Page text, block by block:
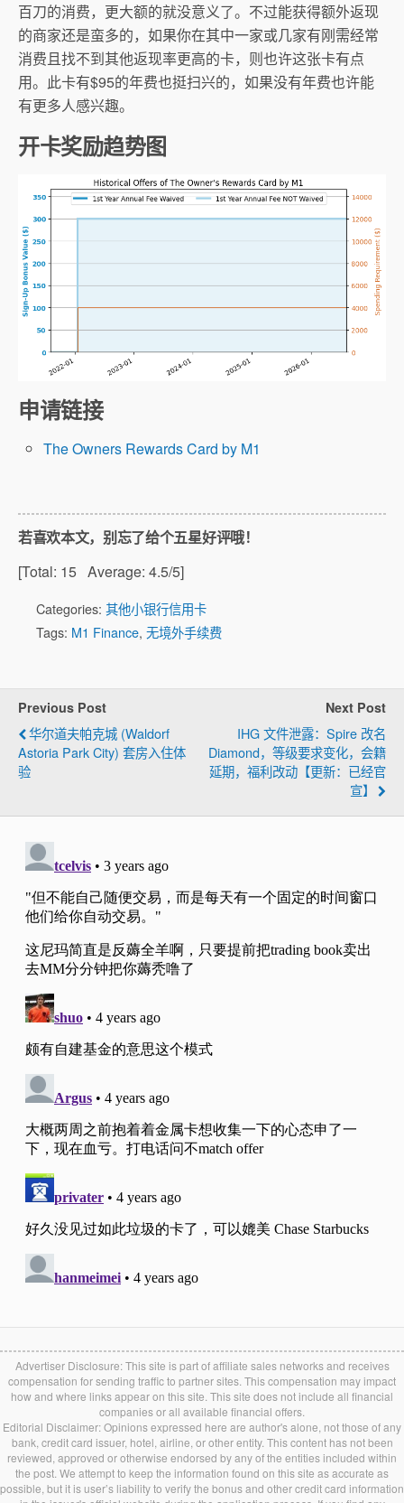
百刀的消费，更大额的就没意义了。不过能获得额外返现
的商家还是蛮多的，如果你在其中一家或几家有刚需经常
消费且找不到其他返现率更高的卡，则也许这张卡有点
用。此卡有$95的年费也挺扫兴的，如果没有年费也许能
有更多人感兴趣。
开卡奖励趋势图
申请链接
The Owners Rewards Card by M1
若喜欢本文，别忘了给个五星好评哦！
[Total: 15 Average: 4.5/5]
Categories: 其他小银行信用卡
Tags: M1 Finance, 无境外手续费
Previous Post
华尔道夫帕克城 (Waldorf
Astoria Park City) 套房入住体
验
Next Post
IHG 文件泄露：Spire 改名
Diamond，等级要求变化，会籍
延期，福利改动【更新：已经官
宣】
Advertiser Disclosure: This site is part of affiliate sales networks and receives
compensation for sending traffic to partner sites. This compensation may impact
how and where links appear on this site. This site does not include all financial
companies or all available financial offers.
Editorial Disclaimer: Opinions expressed here are author's alone, not those of any
bank, credit card issuer, hotel, airline, or other entity. This content has not been
reviewed, approved or otherwise endorsed by any of the entities included within
the post. We attempt to keep the information found on this site as accurate as
possible, but it is user’s liability to verify the bonus and other credit card information